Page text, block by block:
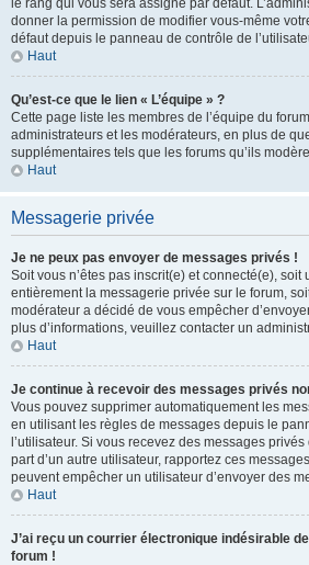
le rang qui vous sera assigné par défaut.
donner la permission de modifier vous-même
défaut depuis le panneau de contrôle de
Haut
Qu’est-ce que le lien « L’équipe » ?
Cette page liste les membres de l’équipe du
administrateurs et les modérateurs, en plus de
supplémentaires tels que les forums qu’ils
Haut
Messagerie privée
Je ne peux pas envoyer de messages privés !
Soit vous n’êtes pas inscrit(e) et connecté(e),
entièrement la messagerie privée sur le forum,
modérateur a décidé de vous empêcher
plus d’informations, veuillez contacter un
Haut
Je continue à recevoir des messages privés
Vous pouvez supprimer automatiquement les
en utilisant les règles de messages depuis le
l’utilisateur. Si vous recevez des messages
part d’un autre utilisateur, rapportez ces
peuvent empêcher un utilisateur d’envoyer des
Haut
J’ai reçu un courrier électronique indésirable
forum !